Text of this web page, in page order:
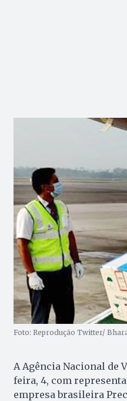
Foto: Reprodução Twitter/
A Agência Nacional de
feira, 4, com
empresa brasileira